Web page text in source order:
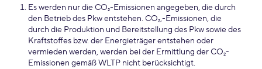
Es werden nur die CO₂-Emissionen angegeben, die durch
den Betrieb des Pkw entstehen. CO₂,-Emissionen, die
durch die Produktion und Bereitstellung des Pkw sowie des
Kraftstoffes bzw. der Energieträger entstehen oder
vermieden werden, werden bei der Ermittlung der CO₂-
Emissionen gemäß WLTP nicht berücksichtigt.